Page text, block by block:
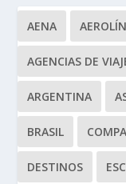
AENA
AGENCIAS DE
ARGENTINA
BRASIL
DESTINOS